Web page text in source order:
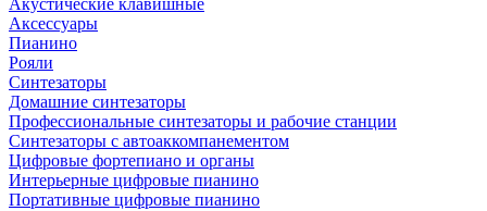
Акустические клавишные
Аксессуары
Пианино
Рояли
Синтезаторы
Домашние синтезаторы
Профессиональные синтезаторы и рабочие станции
Синтезаторы с автоаккомпанементом
Цифровые фортепиано и органы
Интерьерные цифровые пианино
Портативные цифровые пианино